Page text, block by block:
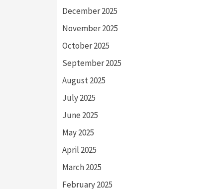
December 2025
November 2025
October 2025
September 2025
August 2025
July 2025
June 2025
May 2025
April 2025
March 2025
February 2025